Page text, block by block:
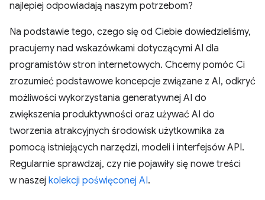
najlepiej odpowiadają naszym potrzebom?
Na podstawie tego, czego się od Ciebie dowiedzieliśmy,
pracujemy nad wskazówkami dotyczącymi AI dla
programistów stron internetowych. Chcemy pomóc Ci
zrozumieć podstawowe koncepcje związane z AI, odkryć
możliwości wykorzystania generatywnej AI do
zwiększenia produktywności oraz używać AI do
tworzenia atrakcyjnych środowisk użytkownika za
pomocą istniejących narzędzi, modeli i interfejsów API.
Regularnie sprawdzaj, czy nie pojawiły się nowe treści
w naszej kolekcji poświęconej AI.